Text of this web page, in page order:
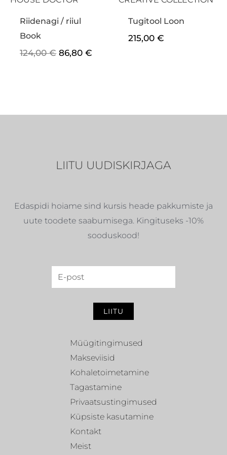
Riidenagi / riiul
Book
124,00€ 86,80€
Tugitool Loon
215,00€
LIITU UUDISKIRJAGA
Edaspidi hoiame sind kursis heade pakkumiste ja
uute toodete saabumisega. Kingituseks -10%
sooduskood!
LIITU
Müügitingimused
Makseviisid
Kohaletoimetamine
Tagastamine
Privaatsustingimused
Küpsiste kasutamine
Kontakt
Meist